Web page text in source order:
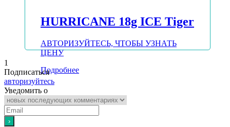
HURRICANE 18g ICE Tiger
АВТОРИЗУЙТЕСЬ, ЧТОБЫ УЗНАТЬ
ЦЕНУ
Подробнее
1
Подписаться
авторизуйтесь
Уведомить о